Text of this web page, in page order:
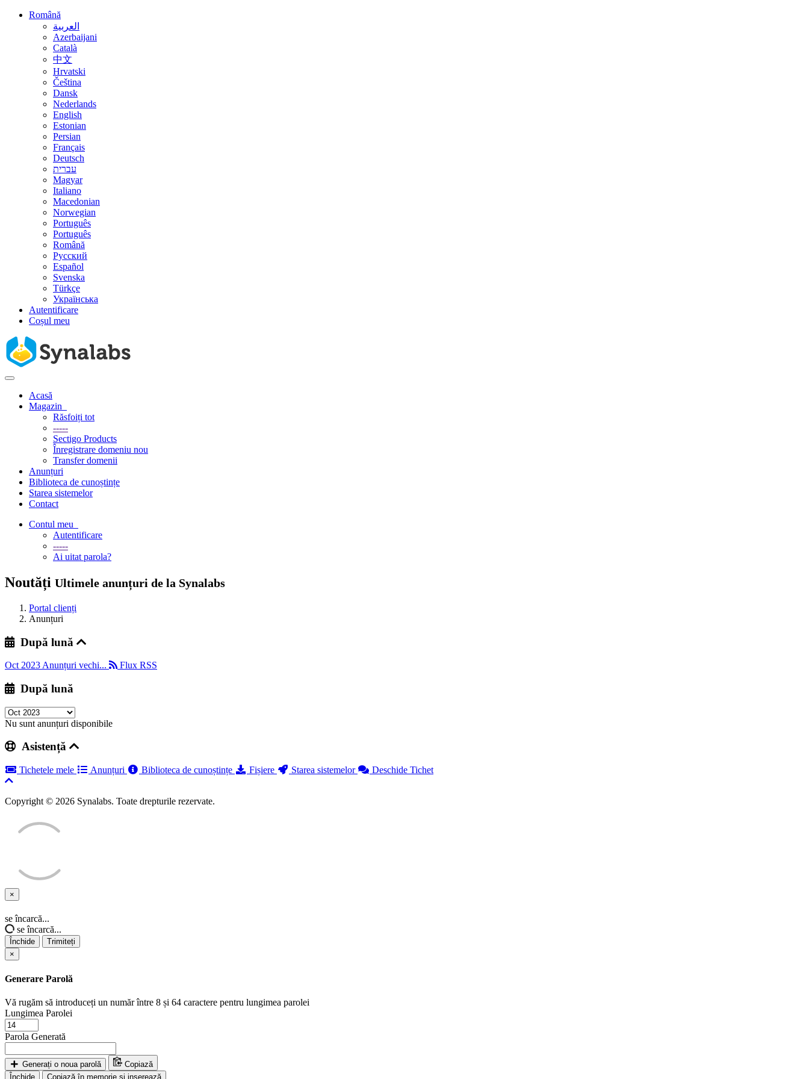
Română
العربية
Azerbaijani
Català
中文
Hrvatski
Čeština
Dansk
Nederlands
English
Estonian
Persian
Français
Deutsch
עברית
Magyar
Italiano
Macedonian
Norwegian
Português
Português
Română
Русский
Español
Svenska
Türkçe
Українська
Autentificare
Coșul meu
Navigare
ToggleAcasă
Magazin
Răsfoiți tot
-----
Sectigo Products
Înregistrare domeniu nou
Transfer domenii
Anunțuri
Biblioteca de cunoștințe
Starea sistemelor
Contact
Contul meu
Autentificare
-----
Ai uitat parola?
Noutăți Ultimele anunțuri de la Synalabs
Portal clienți
Anunțuri
După lună
Oct 2023 Anunțuri vechi... Flux RSS
După lună
Nu sunt anunțuri disponibile
Asistență
Tichetele mele Anunțuri Biblioteca de cunoștințe Fișiere Starea sistemelor Deschide Tichet
Copyright © 2026 Synalabs. Toate drepturile rezervate.
×
Închide
se încarcă...
se încarcă...
Închide
Trimiteți
×
Generare Parolă
Vă rugăm să introduceți un număr între 8 și 64 caractere pentru lungimea parolei
Lungimea Parolei
Parola Generată
Generați o noua parolă
Copiază
Închide
Copiază în memorie și inserează